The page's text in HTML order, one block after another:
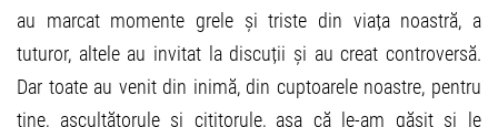
au marcat momente grele și triste din viața noastră, a
tuturor, altele au invitat la discuții și au creat controversă.
Dar toate au venit din inimă, din cuptoarele noastre, pentru
tine, ascultătorule și cititorule, așa că le-am găsit și le